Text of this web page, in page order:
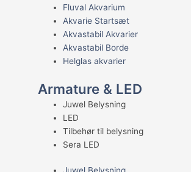
Fluval Akvarium
Akvarie Startsæt
Akvastabil Akvarier
Akvastabil Borde
Helglas akvarier
Armature & LED
Juwel Belysning
LED
Tilbehør til belysning
Sera LED